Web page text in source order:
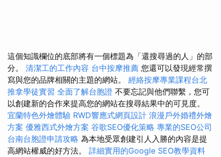
這個知識欄位的底部將有一個標題為「還搜尋過的人」的部
分。 清潔工的工作內容 台中按摩推薦 您還可以發現經常撰
寫與您的品牌相關的主題的網站。 經絡按摩專業課程台北
推拿學徒實習 全面了解台胞證 不要忘記與他們聯繫，您可
以創建新的合作來提高您的網站在搜尋結果中的可見度。
宜蘭特色外燴體驗 RWD響應式網頁設計 浪漫戶外婚禮外燴
方案 優雅西式外燴方案 谷歌SEO優化策略 專業的SEO公司
台南台胞證申請攻略 為本地受眾創建引人入勝的內容是提
高網站權威的好方法。 詳細實用的Google SEO教學資料